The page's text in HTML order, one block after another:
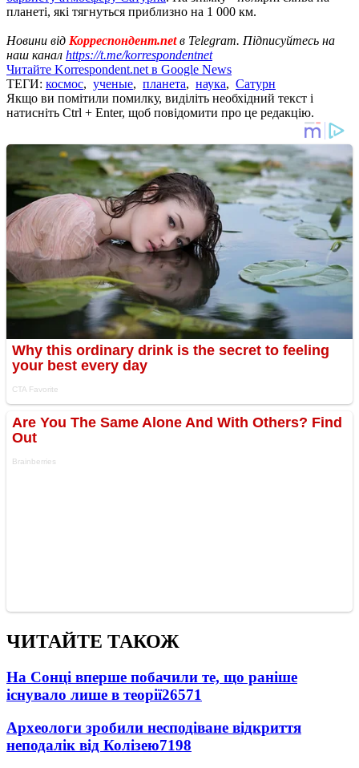
планеті, які тягнуться приблизно на 1 000 км.
Новини від Корреспондент.netв Telegram. Підписуйтесь на
наш канал https://t.me/korrespondentnet
Читайте Korrespondent.net в Google News
ТЕГИ: космос, ученые, планета, наука, Сатурн
Якщо ви помітили помилку, виділіть необхідний текст і
натисніть Ctrl + Enter, щоб повідомити про це редакцію.
ЧИТАЙТЕ ТАКОЖ
На Сонці вперше побачили те, що раніше
існувало лише в теорії26571
Археологи зробили несподіване відкриття
неподалік від Колізею7198